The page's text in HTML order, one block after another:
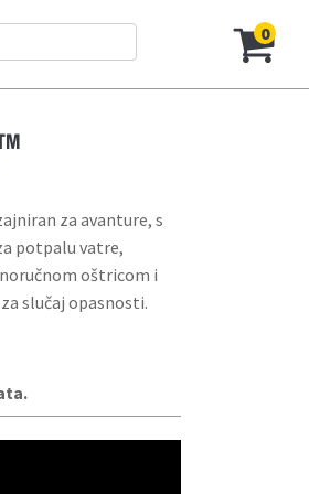
0
za avanture, s
potpalu vatre,
oštricom i
slučaj opasnosti.